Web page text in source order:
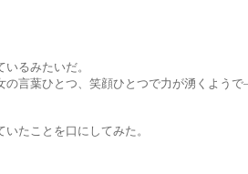
みたいだ。
ひとつ、笑顔ひとつで力が湧くよう
とを口にしてみた。